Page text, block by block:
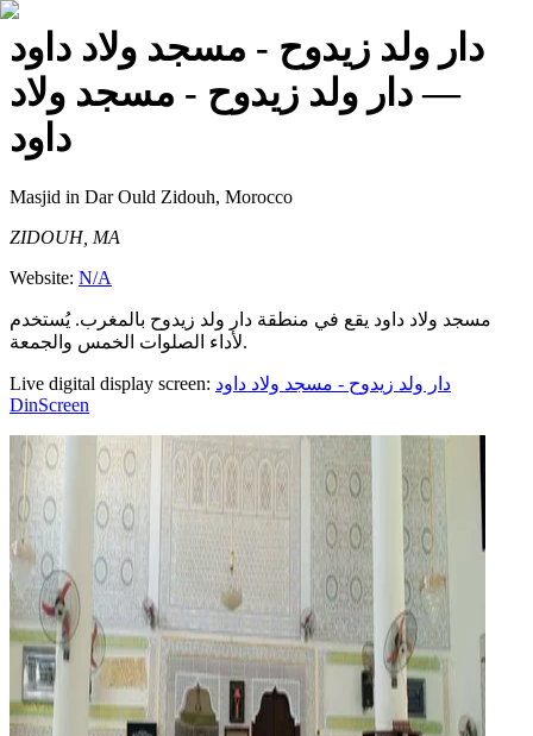
دار ولد زيدوح - مسجد ولاد داود
— دار ولد زيدوح - مسجد ولاد
داود
Masjid in Dar Ould Zidouh, Morocco
ZIDOUH, MA
Website: N/A
مسجد ولاد داود يقع في منطقة دار ولد زيدوح بالمغرب. يُستخدم
لأداء الصلوات الخمس والجمعة.
Live digital display screen: دار ولد زيدوح - مسجد ولاد داود
DinScreen